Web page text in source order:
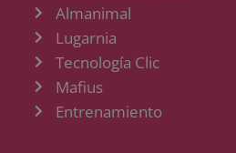
Almanimal
Lugarnia
Tecnología Clic
Mafius
Entrenamiento